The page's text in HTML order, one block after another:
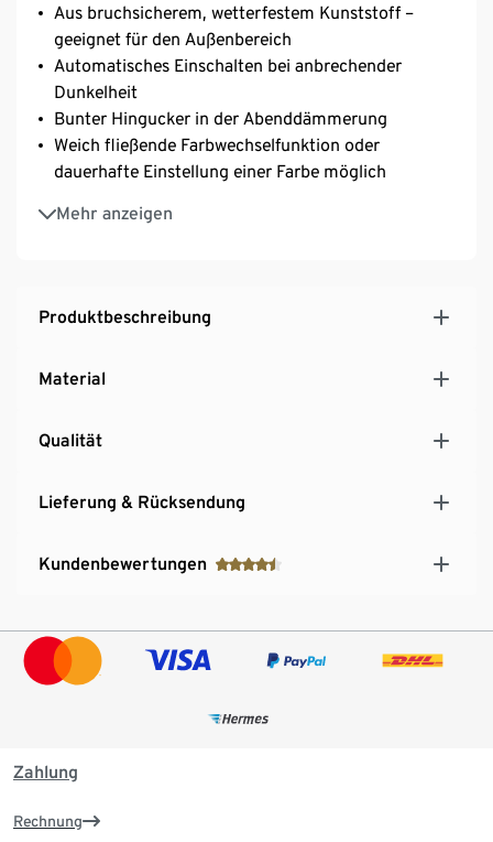
Aus bruchsicherem, wetterfestem Kunststoff –
geeignet für den Außenbereich
Automatisches Einschalten bei anbrechender
Dunkelheit
Bunter Hingucker in der Abenddämmerung
Weich fließende Farbwechselfunktion oder
dauerhafte Einstellung einer Farbe möglich
Mehr anzeigen
Mit fest integriertem, von außen nicht sichtbarem
Produktbeschreibung
Material
Qualität
Lieferung & Rücksendung
Kundenbewertungen
Zahlung
Rechnung